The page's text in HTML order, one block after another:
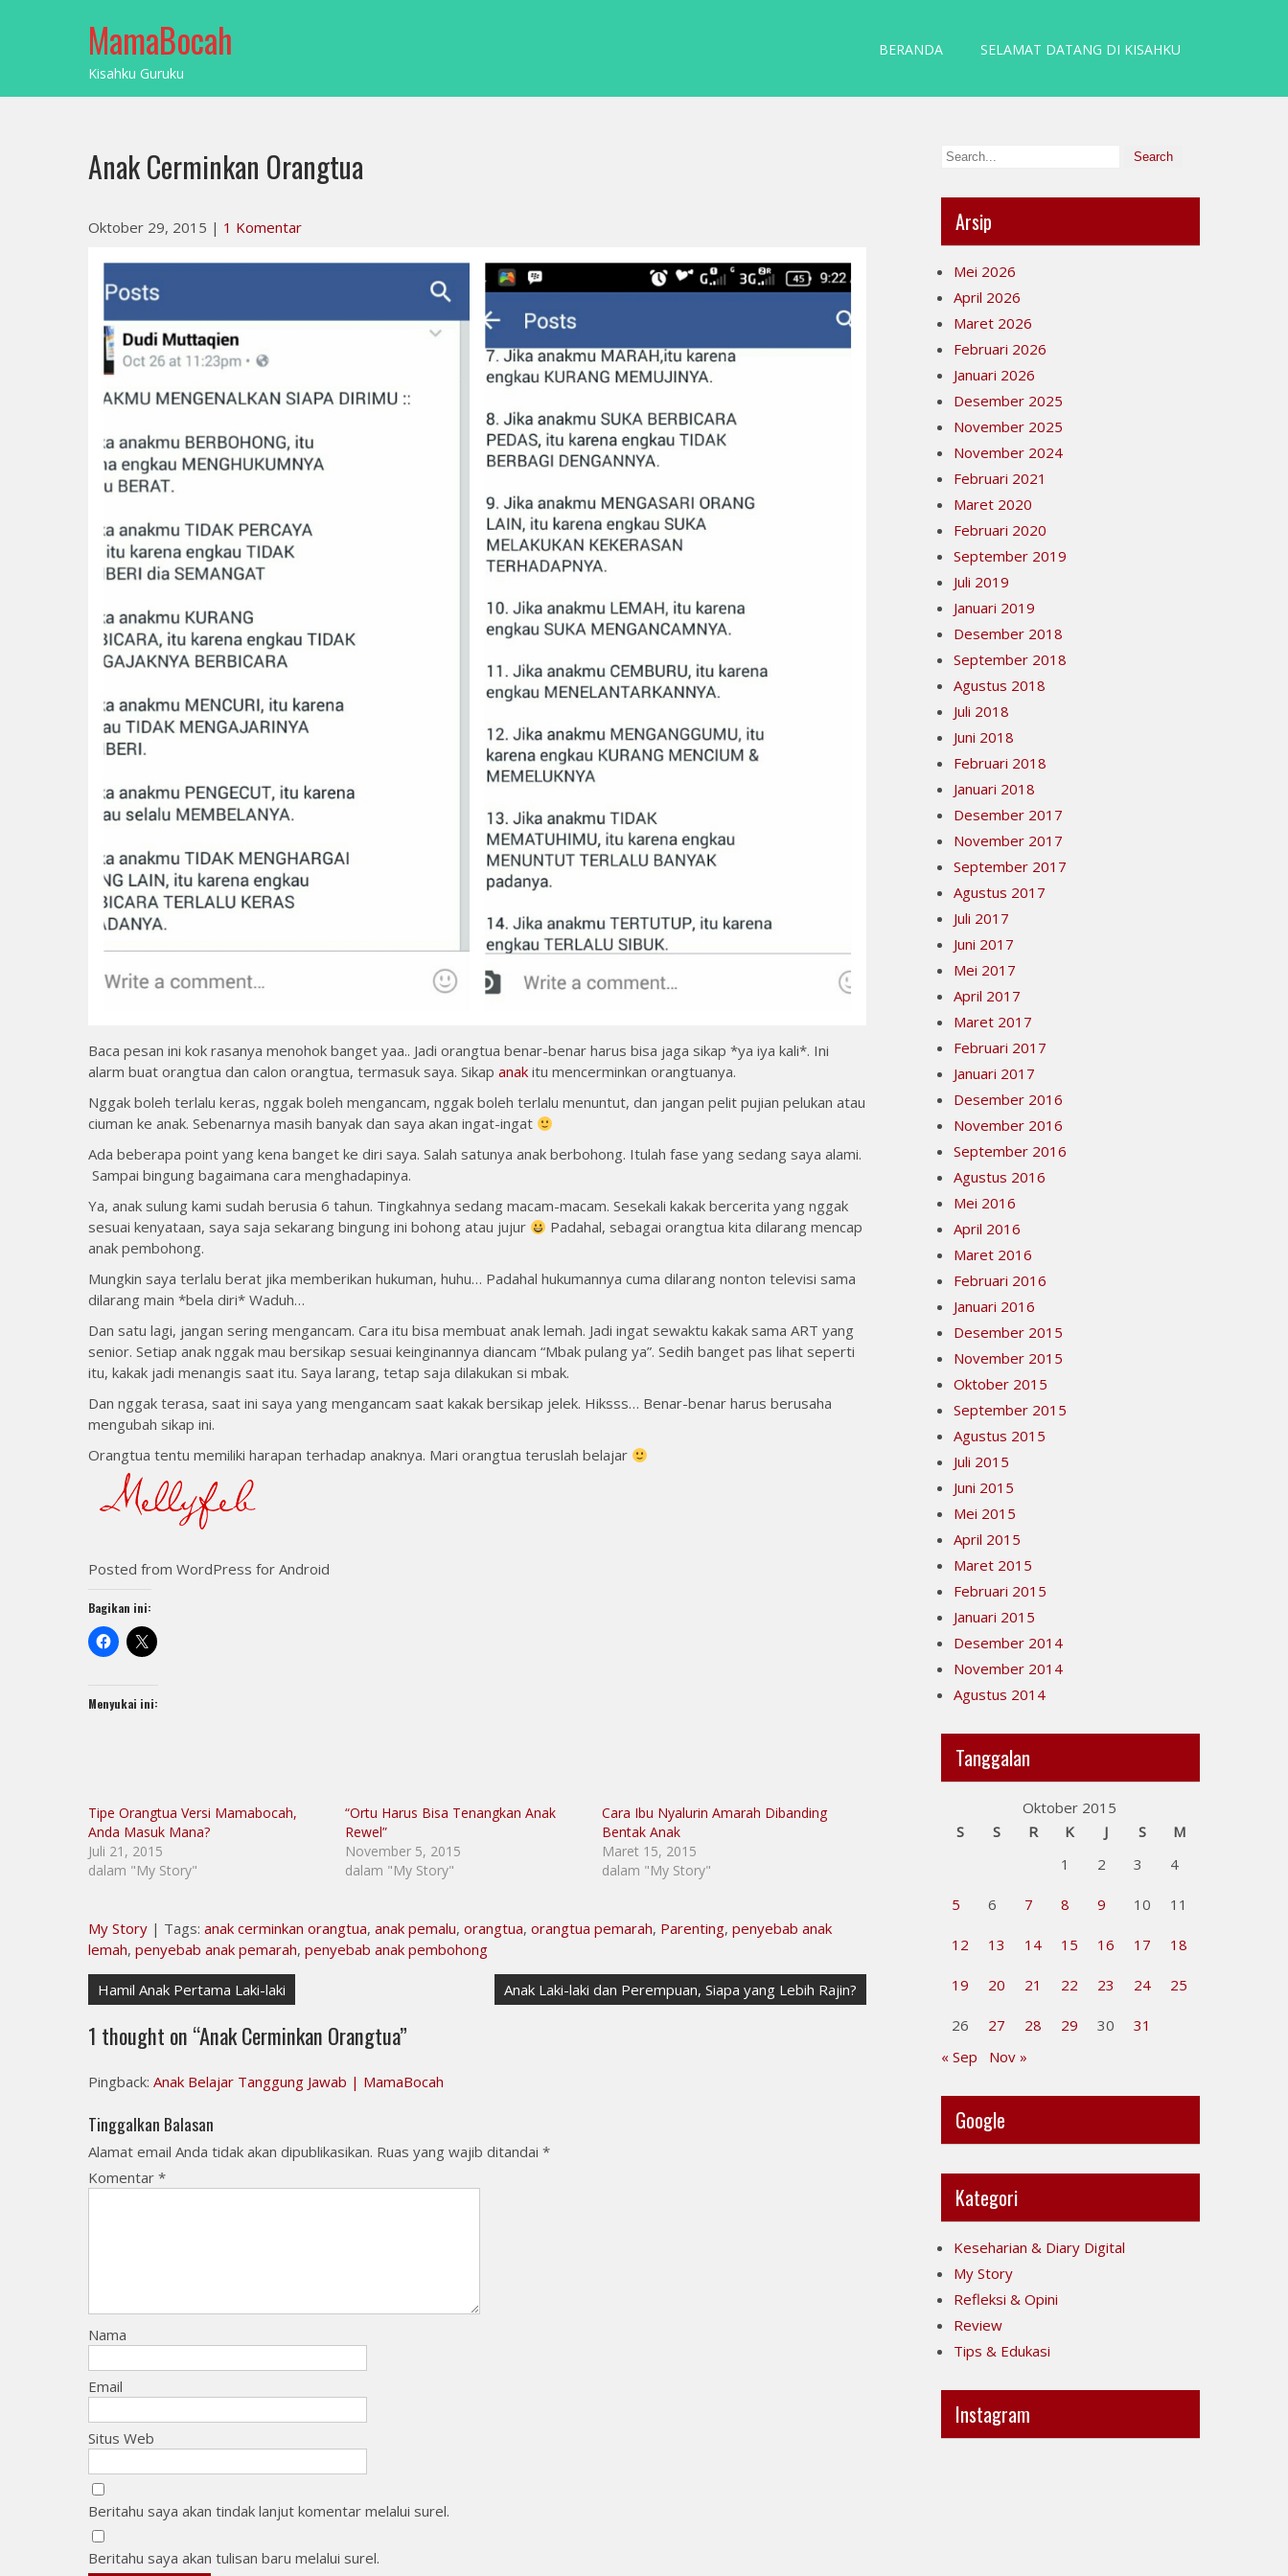
MamaBocah
Kisahku Guruku
BERANDA SELAMAT DATANG DI KISAHKU
Anak Cerminkan Orangtua
Oktober 29, 2015 | 1 Komentar
Baca pesan ini kok rasanya menohok banget yaa.. Jadi orangtua benar-benar harus bisa jaga sikap *ya iya kali*. Ini
alarm buat orangtua dan calon orangtua, termasuk saya. Sikap anak itu mencerminkan orangtuanya.
Nggak boleh terlalu keras, nggak boleh mengancam, nggak boleh terlalu menuntut, dan jangan pelit pujian pelukan atau
ciuman ke anak. Sebenarnya masih banyak dan saya akan ingat-ingat
Ada beberapa point yang kena banget ke diri saya. Salah satunya anak berbohong. Itulah fase yang sedang saya alami.
Sampai bingung bagaimana cara menghadapinya.
Ya, anak sulung kami sudah berusia 6 tahun. Tingkahnya sedang macam-macam. Sesekali kakak bercerita yang nggak
sesuai kenyataan, saya saja sekarang bingung ini bohong atau jujur
Padahal, sebagai orangtua kita dilarang mencap
anak pembohong.
Mungkin saya terlalu berat jika memberikan hukuman, huhu… Padahal hukumannya cuma dilarang nonton televisi sama
dilarang main *bela diri* Waduh…
Dan satu lagi, jangan sering mengancam. Cara itu bisa membuat anak lemah. Jadi ingat sewaktu kakak sama ART yang
senior. Setiap anak nggak mau bersikap sesuai keinginannya diancam “Mbak pulang ya”. Sedih banget pas lihat seperti
itu, kakak jadi menangis saat itu. Saya larang, tetap saja dilakukan si mbak.
Dan nggak terasa, saat ini saya yang mengancam saat kakak bersikap jelek. Hiksss… Benar-benar harus berusaha
mengubah sikap ini.
Orangtua tentu memiliki harapan terhadap anaknya. Mari orangtua teruslah belajar
Posted from WordPress for Android
Bagikan ini:
Menyukai ini:
Tipe Orangtua Versi Mamabocah,
Anda Masuk Mana?
Juli 21, 2015
dalam "My Story"
“Ortu Harus Bisa Tenangkan Anak
Rewel”
November 5, 2015
dalam "My Story"
Cara Ibu Nyalurin Amarah Dibanding
Bentak Anak
Maret 15, 2015
dalam "My Story"
My Story | Tags: anak cerminkan orangtua, anak pemalu, orangtua, orangtua pemarah, Parenting, penyebab anak
lemah, penyebab anak pemarah, penyebab anak pembohong
Navigasi
pos
Hamil Anak Pertama Laki-laki Anak Laki-laki dan Perempuan, Siapa yang Lebih Rajin?
1 thought on “Anak Cerminkan Orangtua”
Pingback: Anak Belajar Tanggung Jawab | MamaBocah
Tinggalkan Balasan
Alamat email Anda tidak akan dipublikasikan. Ruas yang wajib ditandai *
Komentar *
Nama
Email
Situs Web
Beritahu saya akan tindak lanjut komentar melalui surel.
Beritahu saya akan tulisan baru melalui surel.
Arsip
Mei 2026
April 2026
Maret 2026
Februari 2026
Januari 2026
Desember 2025
November 2025
November 2024
Februari 2021
Maret 2020
Februari 2020
September 2019
Juli 2019
Januari 2019
Desember 2018
September 2018
Agustus 2018
Juli 2018
Juni 2018
Februari 2018
Januari 2018
Desember 2017
November 2017
September 2017
Agustus 2017
Juli 2017
Juni 2017
Mei 2017
April 2017
Maret 2017
Februari 2017
Januari 2017
Desember 2016
November 2016
September 2016
Agustus 2016
Mei 2016
April 2016
Maret 2016
Februari 2016
Januari 2016
Desember 2015
November 2015
Oktober 2015
September 2015
Agustus 2015
Juli 2015
Juni 2015
Mei 2015
April 2015
Maret 2015
Februari 2015
Januari 2015
Desember 2014
November 2014
Agustus 2014
Tanggalan
Oktober 2015
S
S R K J S
M
1
2 3 4
5 6 7 8 9 10 11
12 13 14 15 16 17 18
19 20 21 22 23 24 25
26 27 28 29 30
31
« Sep
Nov »
Google
Kategori
Keseharian & Diary Digital
My Story
Refleksi & Opini
Review
Tips & Edukasi
Instagram